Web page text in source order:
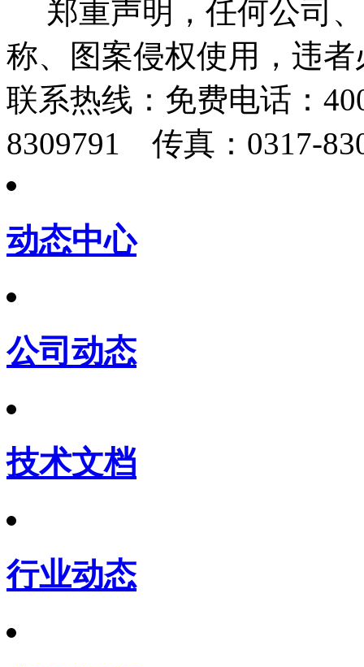
郑重声明，任何公司
称、图案侵权使用，违
联系热线： 免费电话：
8309791 传真：0317-
动态中心
公司动态
技术文档
行业动态